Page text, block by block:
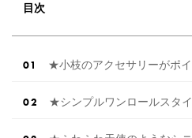
目次
★小枝のアクセサリーがポイ
★シンプルワンロールスタ